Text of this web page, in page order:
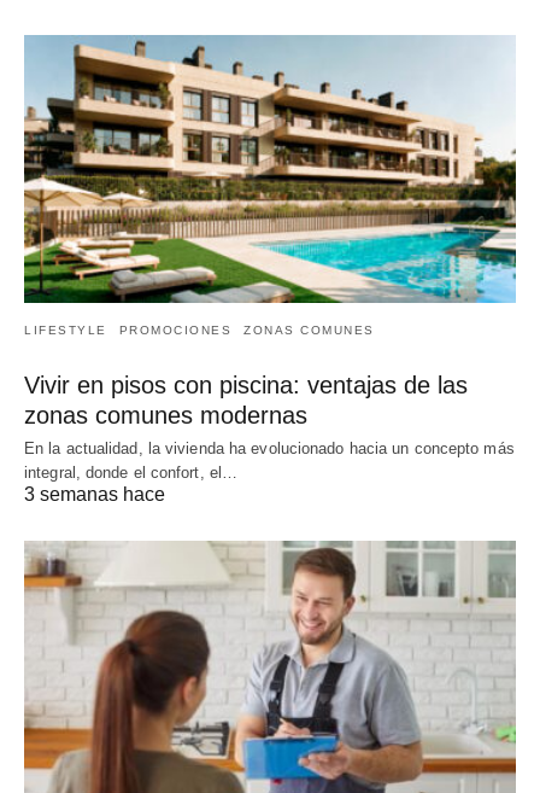
LIFESTYLE PROMOCIONES ZONAS COMUNES
Vivir en pisos con piscina: ventajas de las
zonas comunes modernas
En la actualidad, la vivienda ha evolucionado hacia un concepto más
integral, donde el confort, el…
3 semanas hace